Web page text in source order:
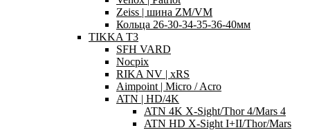
Zeiss | шина ZM/VM
Кольца 26-30-34-35-36-40мм
TIKKA T3
SFH VARD
Nocpix
RIKA NV | xRS
Aimpoint | Micro / Acro
ATN | HD/4K
ATN 4K X-Sight/Thor 4/Mars 4
ATN HD X-Sight I+II/Thor/Mars